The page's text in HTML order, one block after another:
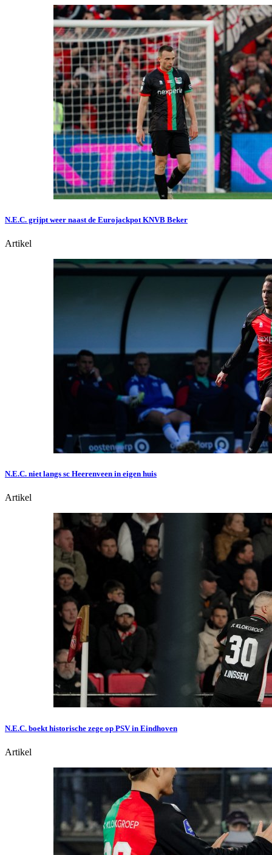
N.E.C. grijpt weer naast de Eurojackpot KNVB Beker
Artikel
N.E.C. niet langs sc Heerenveen in eigen huis
Artikel
N.E.C. boekt historische zege op PSV in Eindhoven
Artikel